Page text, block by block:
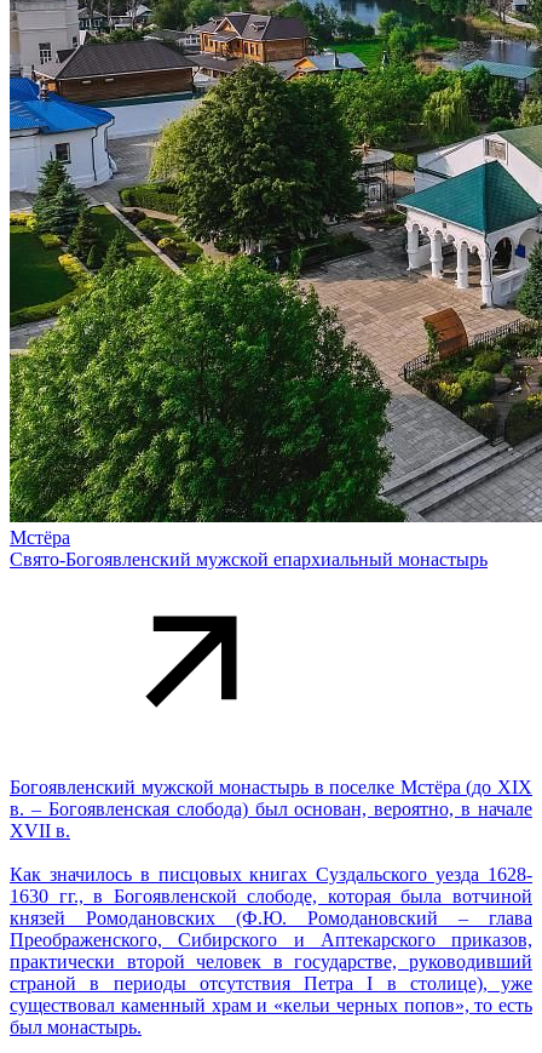
Мстёра
Свято-Богоявленский мужской епархиальный монастырь
Богоявленский мужской монастырь в поселке Мстёра (до XIX
в. – Богоявленская слобода) был основан, вероятно, в начале
XVII в.
Как значилось в писцовых книгах Суздальского уезда 1628-
1630 гг., в Богоявленской слободе, которая была вотчиной
князей Ромодановских (Ф.Ю. Ромодановский – глава
Преображенского, Сибирского и Аптекарского приказов,
практически второй человек в государстве, руководивший
страной в периоды отсутствия Петра I в столице), уже
существовал каменный храм и «кельи черных попов», то есть
был монастырь.